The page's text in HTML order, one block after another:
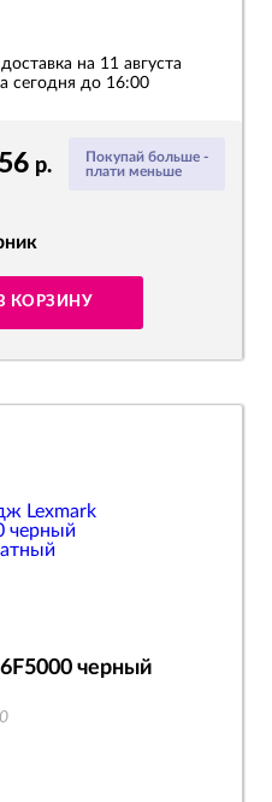
Покупай больше -
плати меньше
р.
В КОРЗИНУ
на 11 августа
сегодня до 16:00
черный